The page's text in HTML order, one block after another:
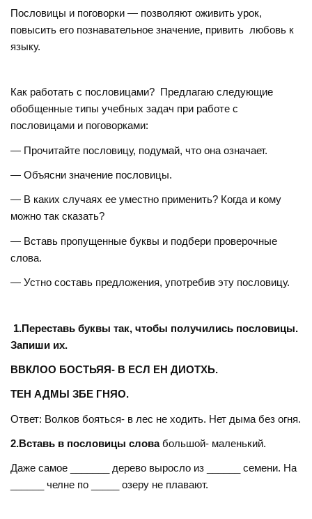
Пословицы и поговорки — позволяют оживить урок,
повысить его познавательное значение, привить любовь к
языку.
Как работать с пословицами? Предлагаю следующие
обобщенные типы учебных задач при работе с
пословицами и поговорками:
— Прочитайте пословицу, подумай, что она означает.
— Объясни значение пословицы.
— В каких случаях ее уместно применить? Когда и кому
можно так сказать?
— Вставь пропущенные буквы и подбери проверочные
слова.
— Устно составь предложения, употребив эту пословицу.
1.Переставь буквы так, чтобы получились пословицы.
Запиши их.
ВВКЛОО БОСТЬЯЯ- В ЕСЛ ЕН ДИОТХЬ.
ТЕН АДМЫ ЗБЕ ГНЯО.
Ответ: Волков бояться- в лес не ходить. Нет дыма без огня.
2.Вставь в пословицы словабольшой- маленький.
Даже самое _______ дерево выросло из ______ семени. На
______ челне по _____ озеру не плавают.